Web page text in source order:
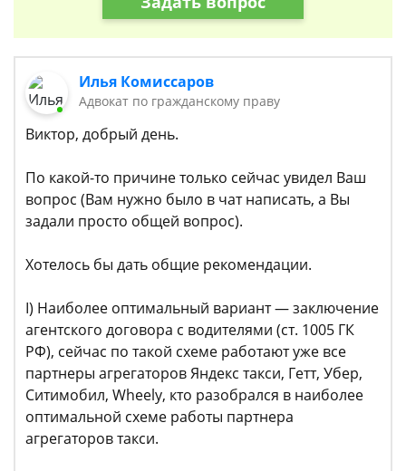
Илья Комиссаров
Адвокат по гражданскому праву
Виктор, добрый день.
По какой-то причине только сейчас увидел Ваш
вопрос (Вам нужно было в чат написать, а Вы
задали просто общей вопрос).
Хотелось бы дать общие рекомендации.
I) Наиболее оптимальный вариант — заключение
агентского договора с водителями (ст. 1005 ГК
РФ), сейчас по такой схеме работают уже все
партнеры агрегаторов Яндекс такси, Гетт, Убер,
Ситимобил, Wheely, кто разобрался в наиболее
оптимальной схеме работы партнера
агрегаторов такси.